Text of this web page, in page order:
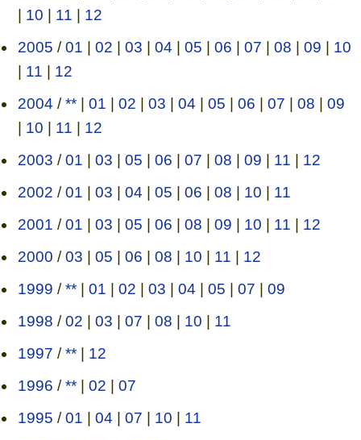
| 10 | 11 | 12
2005 /01 | 02 | 03 | 04 | 05 | 06 | 07 | 08 | 09 | 10
| 11 | 12
2004 /**| 01 | 02 | 03 | 04 | 05 | 06 | 07 | 08 | 09
| 10 | 11 | 12
2003 /01 | 03 | 05 | 06 | 07 | 08 | 09 | 11 | 12
2002 /01 | 03 | 04 | 05 | 06 | 08 | 10 | 11
2001 /01 | 03 | 05 | 06 | 08 | 09 | 10 | 11 | 12
2000 /03 | 05 | 06 | 08 | 10 | 11 | 12
1999 /**| 01 | 02 | 03 | 04 | 05 | 07 | 09
1998 /02 | 03 | 07 | 08 | 10 | 11
1997 /**| 12
1996 /**| 02 | 07
1995 /01 | 04 | 07 | 10 | 11